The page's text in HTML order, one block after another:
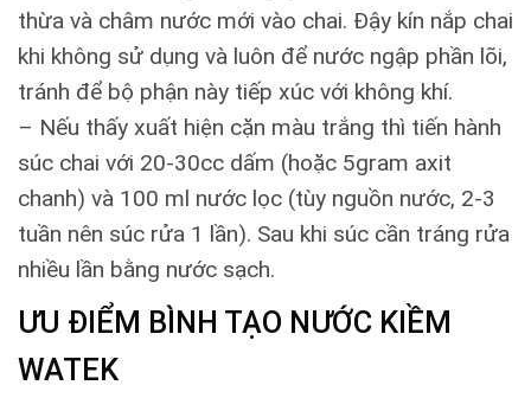
thừa và châm nước mới vào chai. Đậy kín nắp chai
khi không sử dụng và luôn để nước ngập phần lõi,
tránh để bộ phận này tiếp xúc với không khí.
– Nếu thấy xuất hiện cặn màu trắng thì tiến hành
súc chai với 20-30cc dấm (hoặc 5gram axit
chanh) và 100 ml nước lọc (tùy nguồn nước, 2-3
tuần nên súc rửa 1 lần). Sau khi súc cần tráng rửa
nhiều lần bằng nước sạch.
ƯU ĐIỂM BÌNH TẠO NƯỚC KIỀM
WATEK